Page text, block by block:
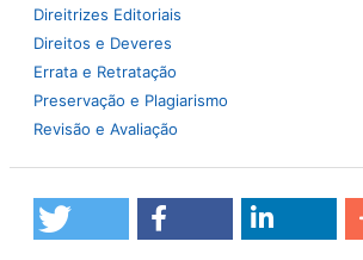
Direitrizes Editoriais
Direitos e Deveres
Errata e Retratação
Preservação e Plagiarismo
Revisão e Avaliação